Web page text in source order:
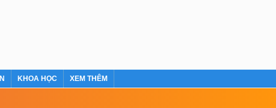
KHOA HỌC XEM THÊM